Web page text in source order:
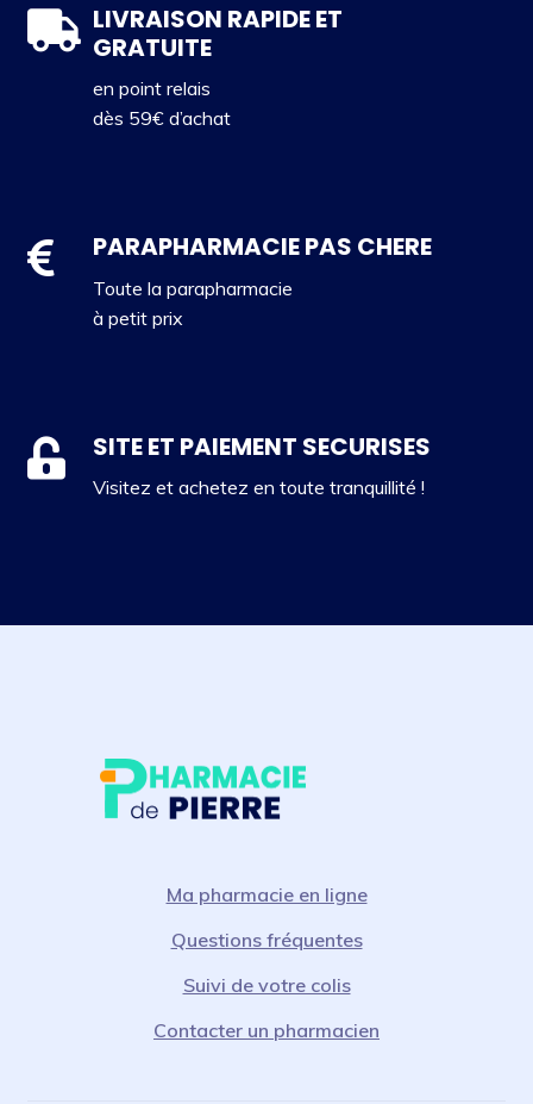
LIVRAISON RAPIDE ET
GRATUITE
en point relais
dès 59€ d’achat
PARAPHARMACIE PAS CHERE
Toute la parapharmacie
à petit prix
SITE ET PAIEMENT SECURISES
Visitez et achetez en toute tranquillité !
Ma pharmacie en ligne
Questions fréquentes
Suivi de votre colis
Contacter un pharmacien